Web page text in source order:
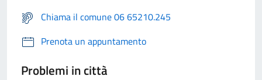
Chiama il comune 06 65210.245
Prenota un appuntamento
Problemi in città